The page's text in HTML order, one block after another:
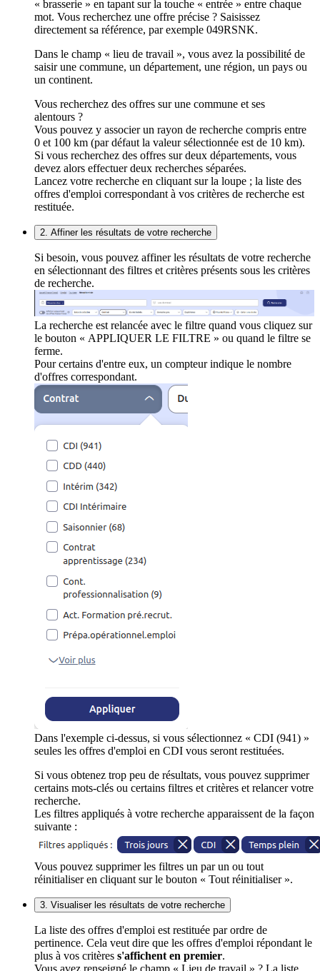
« brasserie » en tapant sur la touche « entrée » entre chaque
mot. Vous recherchez une offre précise ? Saisissez
directement sa référence, par exemple 049RSNK.
Dans le champ « lieu de travail », vous avez la possibilité de
saisir une commune, un département, une région, un pays ou
un continent.
Vous recherchez des offres sur une commune et ses
alentours ?
Vous pouvez y associer un rayon de recherche compris entre
0 et 100 km (par défaut la valeur sélectionnée est de 10 km).
Si vous recherchez des offres sur deux départements, vous
devez alors effectuer deux recherches séparées.
Lancez votre recherche en cliquant sur la loupe ; la liste des
offres d'emploi correspondant à vos critères de recherche est
restituée.
2. Affiner les résultats de votre recherche
Si besoin, vous pouvez affiner les résultats de votre recherche
en sélectionnant des filtres et critères présents sous les critères
de recherche.
La recherche est relancée avec le filtre quand vous cliquez sur
le bouton « APPLIQUER LE FILTRE » ou quand le filtre se
ferme.
Pour certains d'entre eux, un compteur indique le nombre
d'offres correspondant.
Dans l'exemple ci-dessus, si vous sélectionnez « CDI (941) »
seules les offres d'emploi en CDI vous seront restituées.
Si vous obtenez trop peu de résultats, vous pouvez supprimer
certains mots-clés ou certains filtres et critères et relancer votre
recherche.
Les filtres appliqués à votre recherche apparaissent de la façon
suivante :
Vous pouvez supprimer les filtres un par un ou tout
réinitialiser en cliquant sur le bouton « Tout réinitialiser ».
3. Visualiser les résultats de votre recherche
La liste des offres d'emploi est restituée par ordre de
pertinence. Cela veut dire que les offres d'emploi répondant le
plus à vos critères s'affichent en premier.
Vous avez renseigné le champ « Lieu de travail » ? La liste